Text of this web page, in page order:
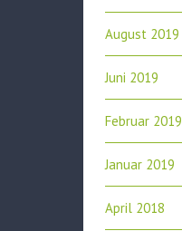
August 2019
Juni 2019
Februar 2019
Januar 2019
April 2018